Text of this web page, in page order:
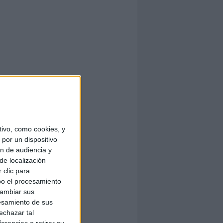
como cookies, y
un dispositivo
de audiencia y
localización
clic para
el procesamiento
sus
de sus
tal